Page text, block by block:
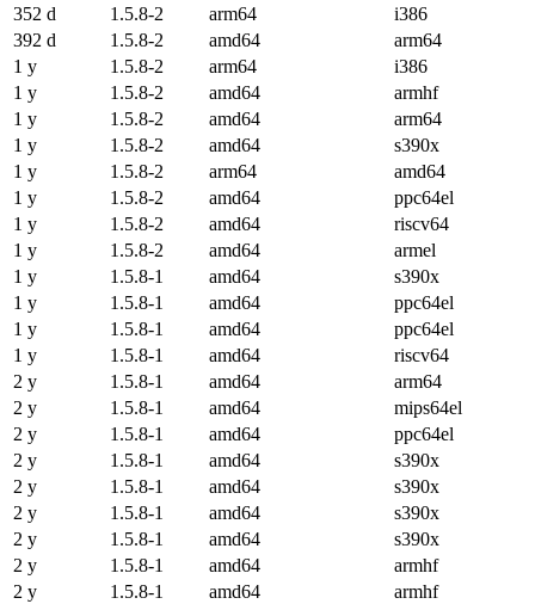
352 d
1.5.8-2 arm64
i386
392 d
1.5.8-2 amd64
arm64
1 y
1.5.8-2 arm64
i386
1 y
1.5.8-2 amd64
armhf
1 y
1.5.8-2 amd64
arm64
1 y
1.5.8-2 amd64
s390x
1 y
1.5.8-2 arm64
amd64
1 y
1.5.8-2 amd64
ppc64el
1 y
1.5.8-2 amd64
riscv64
1 y
1.5.8-2 amd64
armel
1 y
1.5.8-1 amd64
s390x
1 y
1.5.8-1 amd64
ppc64el
1 y
1.5.8-1 amd64
ppc64el
1 y
1.5.8-1 amd64
riscv64
2 y
1.5.8-1 amd64
arm64
2 y
1.5.8-1 amd64
mips64el
2 y
1.5.8-1 amd64
ppc64el
2 y
1.5.8-1 amd64
s390x
2 y
1.5.8-1 amd64
s390x
2 y
1.5.8-1 amd64
s390x
2 y
1.5.8-1 amd64
s390x
2 y
1.5.8-1 amd64
armhf
2 y
1.5.8-1 amd64
armhf